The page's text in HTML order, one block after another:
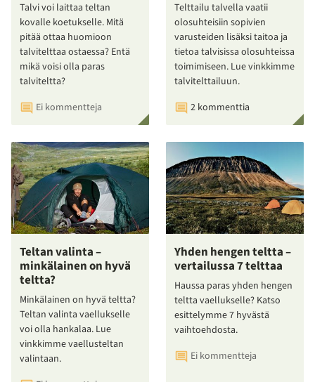
Talvi voi laittaa teltan
kovalle koetukselle. Mitä
pitää ottaa huomioon
talvitelttaa ostaessa? Entä
mikä voisi olla paras
talviteltta?
Ei kommentteja
Telttailu talvella vaatii
olosuhteisiin sopivien
varusteiden lisäksi taitoa ja
tietoa talvisissa olosuhteissa
toimimiseen. Lue vinkkimme
talvitelttailuun.
2 kommenttia
Teltan valinta –
minkälainen on hyvä
teltta?
Minkälainen on hyvä teltta?
Teltan valinta vaellukselle
voi olla hankalaa. Lue
vinkkimme vaellusteltan
valintaan.
Yhden hengen teltta –
vertailussa 7 telttaa
Haussa paras yhden hengen
teltta vaellukselle? Katso
esittelymme 7 hyvästä
vaihtoehdosta.
Ei kommentteja